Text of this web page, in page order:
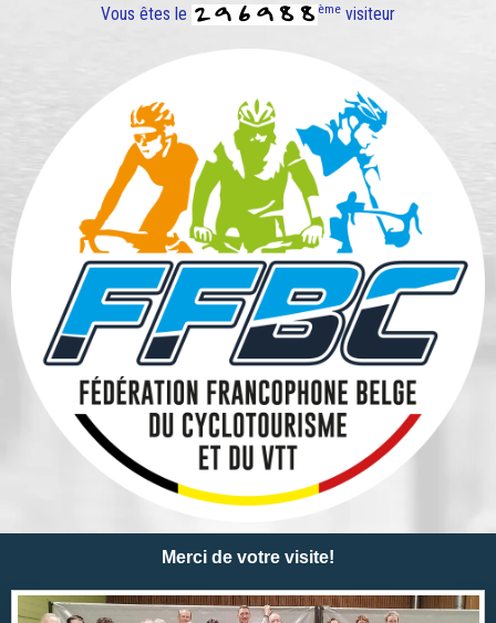
Vous êtes le ème visiteur
Merci de votre visite!